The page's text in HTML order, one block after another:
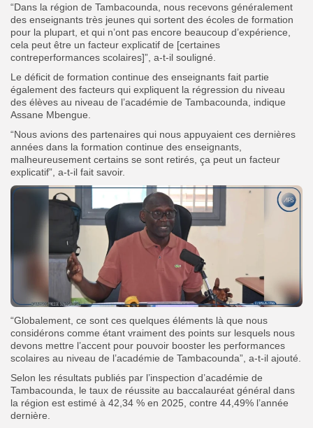
“Dans la région de Tambacounda, nous recevons généralement
des enseignants très jeunes qui sortent des écoles de formation
pour la plupart, et qui n’ont pas encore beaucoup d’expérience,
cela peut être un facteur explicatif de [certaines
contreperformances scolaires]”, a-t-il souligné.
Le déficit de formation continue des enseignants fait partie
également des facteurs qui expliquent la régression du niveau
des élèves au niveau de l’académie de Tambacounda, indique
Assane Mbengue.
“Nous avions des partenaires qui nous appuyaient ces dernières
années dans la formation continue des enseignants,
malheureusement certains se sont retirés, ça peut un facteur
explicatif”, a-t-il fait savoir.
“Globalement, ce sont ces quelques éléments là que nous
considérons comme étant vraiment des points sur lesquels nous
devons mettre l’accent pour pouvoir booster les performances
scolaires au niveau de l’académie de Tambacounda”, a-t-il ajouté.
Selon les résultats publiés par l’inspection d’académie de
Tambacounda, le taux de réussite au baccalauréat général dans
la région est estimé à 42,34 % en 2025, contre 44,49% l’année
dernière.